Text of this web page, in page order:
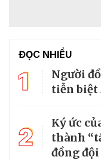
ĐỌC NHIỀU
1
Người
tiễn biệt
2
Ký ức
thành
đồng đội